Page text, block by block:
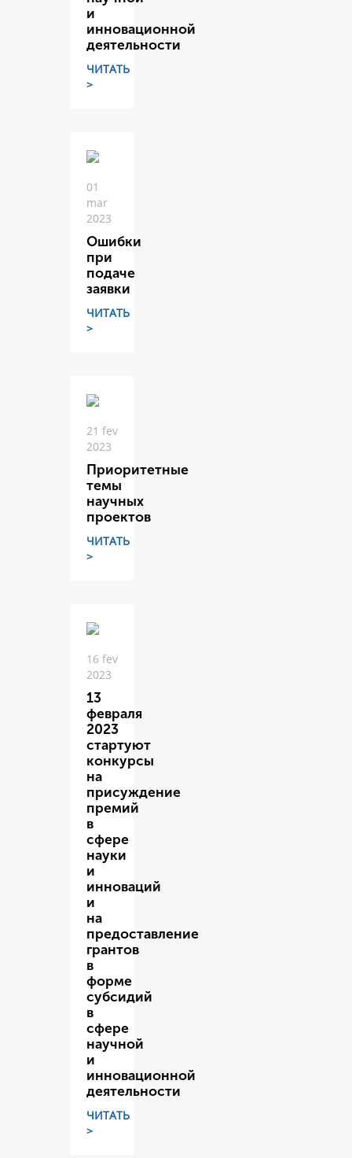
и
инновационной
деятельности
ЧИТАТЬ
>
01
mar
2023
Ошибки
при
подаче
заявки
ЧИТАТЬ
>
21 fev
2023
Приоритетные
темы
научных
проектов
ЧИТАТЬ
>
16 fev
2023
13
февраля
2023
стартуют
конкурсы
на
присуждение
премий
в
сфере
науки
и
инноваций
и
на
предоставление
грантов
в
форме
субсидий
в
сфере
научной
и
инновационной
деятельности
ЧИТАТЬ
>